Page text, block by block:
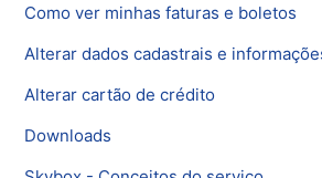
Como ver minhas faturas e boletos
Alterar dados cadastrais e
Alterar cartão de crédito
Downloads